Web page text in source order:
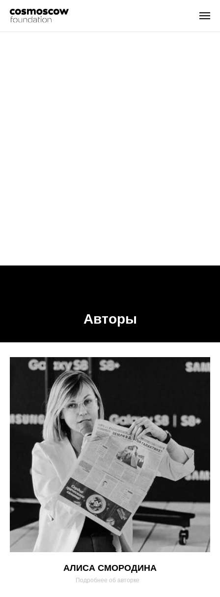
Авторы
АЛИСА СМОРОДИНА
Подробнее об авторке